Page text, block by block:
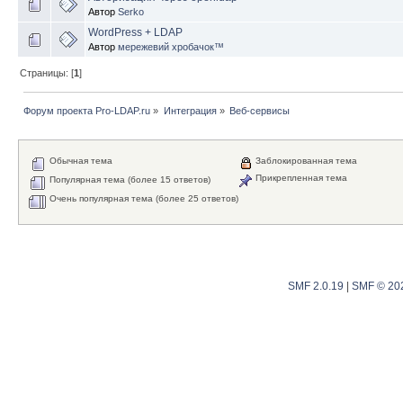
Автор Serko
WordPress + LDAP
Автор мережевий хробачок™
Страницы: [1]
Форум проекта Pro-LDAP.ru » Интеграция» Веб-сервисы
Обычная тема
Популярная тема (более 15 ответов)
Очень популярная тема (более 25 ответов)
Заблокированная тема
Прикрепленная тема
SMF 2.0.19 SMF ©